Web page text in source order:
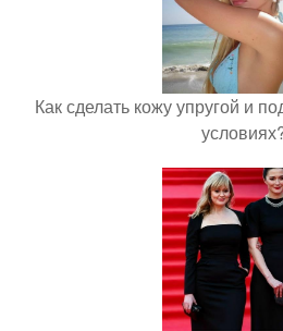
Как сделать кожу упругой и